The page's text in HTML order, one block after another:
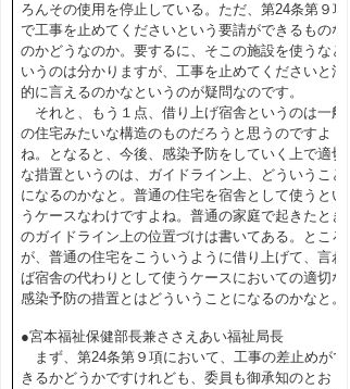
ろんその使用を停止している。ただ、第24条第９項
で工事を止めてくださいという要請ができるものな
のかどうなのか。要するに、そこの施設を使うなと
いうのは分かりますが、工事を止めてくださいと法
的に言えるのかなというのが疑問なのです。
それと、もう１点、借り上げ宿舎というのは一般
の住宅みたいな構造のものだろうと思うのですよ
ね。となると、今後、感染予防をしていく上で適切
な措置というのは、ガイドライン上、どういうこと
になるのかなと。普通の住宅を宿舎として使うとい
うケースなわけですよね。普通の家庭で起きたとき
のガイドライン上の位置づけは書いてある。ところ
が、普通の住宅をこういうように借り上げて、言わ
ば宿舎の代わりとして使うケースにおいての適切な
感染予防の措置とはどういうことになるのかなと。
●宮本福祉保健部長兼ささえあい福祉局長
まず、第24条第９項において、工事の差止めがで
きるかどうかですけれども、委員も御承知のとお